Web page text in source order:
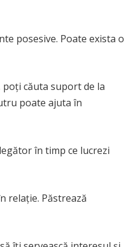
posesive. Poate exista o
căuta suport de la
poate ajuta în
în timp ce lucrezi
relație. Păstrează